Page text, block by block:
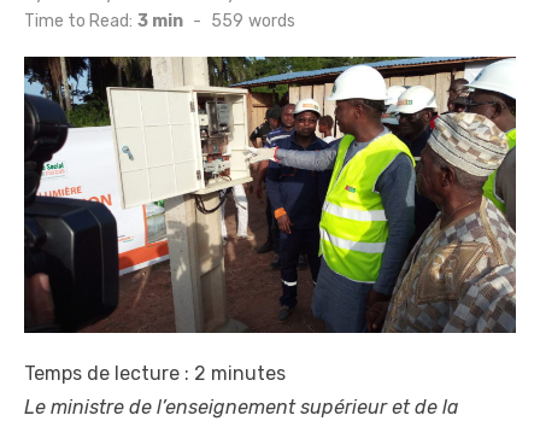
Time to Read: 3 min - 559 words
Temps de lecture : 2 minutes
Le ministre de l’enseignement supérieur et de la